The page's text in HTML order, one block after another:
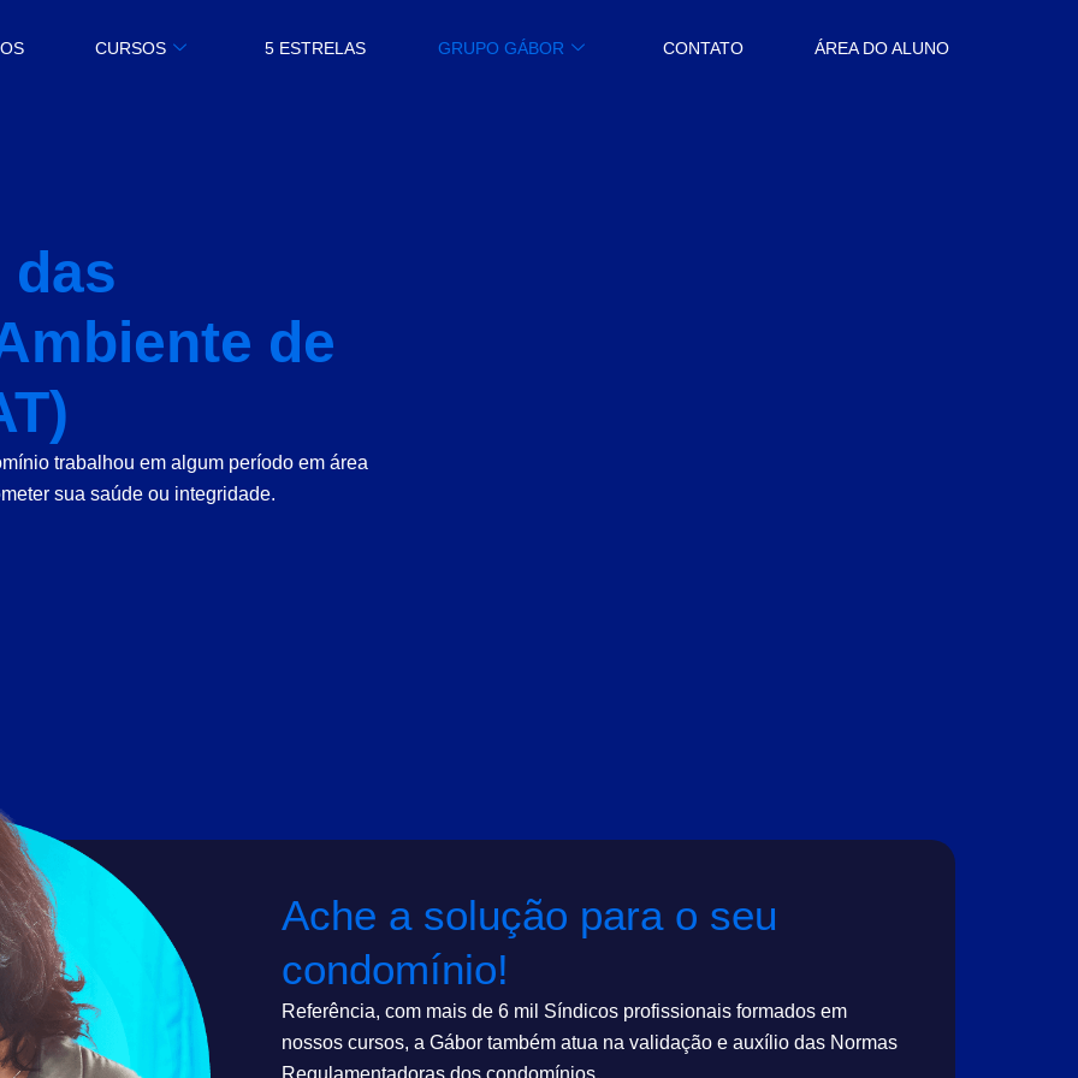
CURSOS 5 ESTRELAS GRUPO GÁBOR CONTATO ÁREA DO ALUNO
das
de
trabalhou em algum período em área
sua saúde ou integridade.
Ache a solução para o seu
condomínio!
Referência, com mais de 6 mil Síndicos profissionais formados em
nossos cursos, a Gábor também atua na validação e auxílio das Normas
Regulamentadoras dos condomínios.